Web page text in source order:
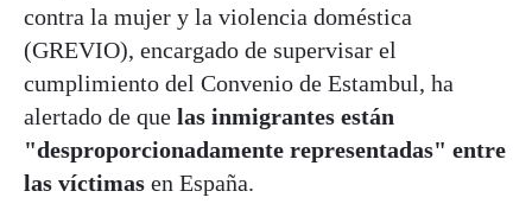
contra la mujer y la violencia doméstica
(GREVIO), encargado de supervisar el
cumplimiento del Convenio de Estambul, ha
alertado de que las inmigrantes están
"desproporcionadamente representadas" entre
las víctimas en España.